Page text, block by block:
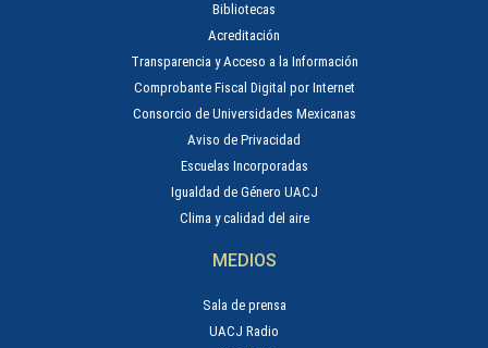
Bibliotecas
Acreditación
Transparencia y Acceso a la Información
Comprobante Fiscal Digital por Internet
Consorcio de Universidades Mexicanas
Aviso de Privacidad
Escuelas Incorporadas
Igualdad de Género UACJ
Clima y calidad del aire
MEDIOS
Sala de prensa
UACJ Radio